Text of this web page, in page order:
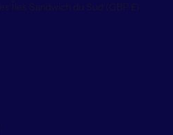
Géorgie du Sud-et-les Îles Sandwich du Sud (GBP £)